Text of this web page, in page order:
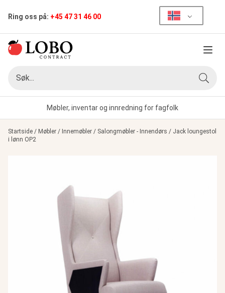
Ring oss på: +45 47 31 46 00
Meny
Søk
Møbler, inventar og innredning for fagfolk
Startside / Møbler / Innemøbler / Salongmøbler - Innendørs / Jack loungestol
i lønn OP2